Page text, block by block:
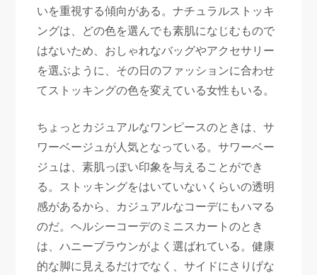
いを重視する傾向がある。ナチュラルストッキ
ングは、どの色を選んでも素肌になじむもので
はないため、おしゃれなバッグやアクセサリー
を選ぶように、その日のファッションに合わせ
てストッキングの色を変えている女性もいる。
ちょっとカジュアルなワンピースのときは、サ
ワーベージュが人気となっている。サワーベー
ジュは、素肌っぽい印象を与えることができ
る。ストッキングをはいていないくらいの透明
感があるから、カジュアルなコーデにもハマる
のだ。ヘルシーコーデのミニスカートのとき
は、ハニーブラウンがよく選ばれている。健康
的な脚に見えるだけでなく、サイドにさりげな